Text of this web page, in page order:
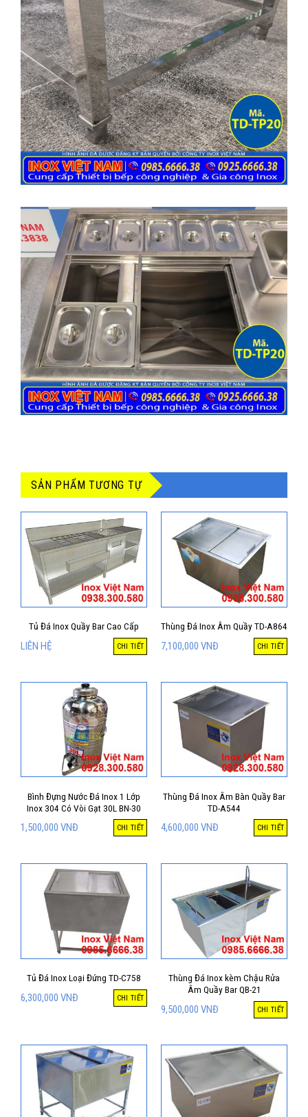
SẢN PHẨM TƯƠNG TỰ
Tủ Đá Inox Quầy Bar Cao Cấp
LIÊN HỆ CHI TIẾT
Thùng Đá Inox Âm Quầy TD-A864
7,100,000 VNĐ CHI TIẾT
Bình Đựng Nước Đá Inox 1 Lớp
Inox 304 Có Vòi Gạt 30L BN-30
1,500,000 VNĐ CHI TIẾT
Thùng Đá Inox Âm Bàn Quầy Bar
TD-A544
4,600,000 VNĐ CHI TIẾT
Tủ Đá Inox Loại Đứng TD-C758
6,300,000 VNĐ CHI TIẾT
Thùng Đá Inox kèm Chậu Rửa
Âm Quầy Bar QB-21
9,500,000 VNĐ CHI TIẾT